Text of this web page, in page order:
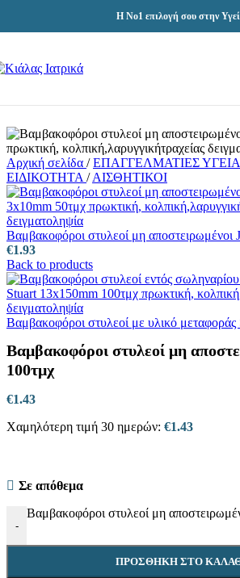
Skip to main content
Η Νο1 επιλογή σου στην
Αρχική σελίδα / ΕΠΑΓΓΕΛΜΑΤΙΕΣ
ΕΙΔΙΚΟΤΗΤΑ / ΑΙΣΘΗΤΙΚΟΙ
Βαμβακοφόροι στυλεοί μη αποστειρωμένοι
€1.93
Back to products
Βαμβακοφόροι στυλεοί με υλικό μεταφοράς
Βαμβακοφόροι στυλεοί μη
100τμχ
€1.43
Χαμηλότερη τιμή 30 ημερών: €1.43
Σε απόθεμα
-
Βαμβακοφόροι στυλεοί μη
ΠΡΟΣΘΉΚΗ ΣΤΟ